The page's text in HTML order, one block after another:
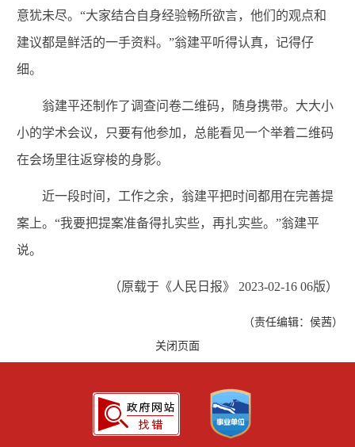
意犹未尽。“大家结合自身经验畅所欲言，他们的观点和
建议都是鲜活的一手资料。”翁建平听得认真，记得仔
细。
翁建平还制作了调查问卷二维码，随身携带。大大小
小的学术会议，只要有他参加，总能看见一个举着二维码
在会场里往返穿梭的身影。
近一段时间，工作之余，翁建平把时间都用在完善提
案上。“我要把提案准备得扎实些，再扎实些。”翁建平
说。
（原载于《人民日报》 2023-02-16 06版）
（责任编辑：侯茜）
关闭页面